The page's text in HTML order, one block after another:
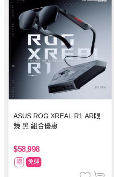
ASUS ROG XREAL R1 AR眼
鏡 黑 組合優惠
$58,998
贈 免運